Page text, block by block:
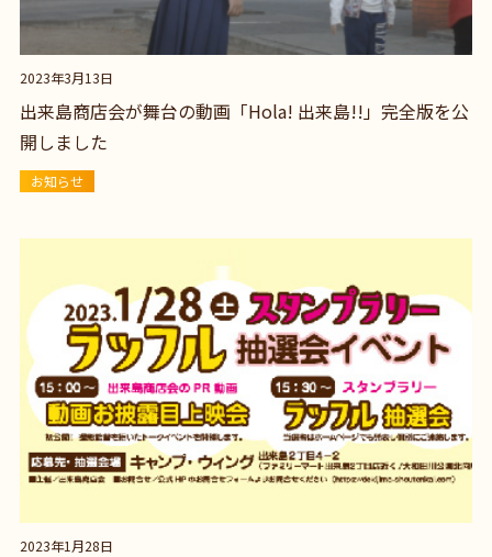
2023年3月13日
出来島商店会が舞台の動画「Hola! 出来島!!」完全版を公
開しました
お知らせ
2023年1月28日